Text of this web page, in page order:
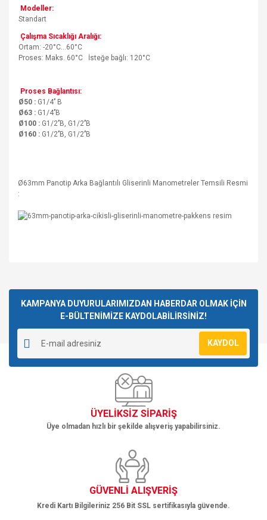
Modeller:
Standart
Çalışma Sıcaklığı Aralığı:
Ortam: -20°C…60°C
Proses: Maks. 60°C İsteğe bağlı: 120°C
Proses Bağlantısı:
Ø50 : G1/4’’ B
Ø63 : G1/4’’B
Ø100 : G1/2’’B, G1/2’’B
Ø160 : G1/2’’B, G1/2’’B
Ø63mm Panotip Arka Bağlantılı Gliserinli Manometreler Temsili Resmi
:
Yorum Yaz
kullanarak tarafımıza iletebilirsiniz.
Görüş ve önerileriniz için teşekkür ederiz.
Ürün resmi kalitesiz, bozuk veya görüntülenemiyor.
Ürün açıklamasında eksik bilgiler bulunuyor.
Ürün fiyatı diğer sitelerden daha pahalı.
Bu ürüne benzer farklı alternatifler olmalı.
Gönder
KAMPANYA DUYURULARIMIZDAN HABERDAR OLMAK İÇİN
E-BÜLTENİMİZE KAYDOLABİLİRSİNİZ!
KAYDOL
ÜYELİKSİZ SİPARİŞ
Üye olmadan hızlı bir şekilde alışveriş yapabilirsiniz.
GÜVENLİ ALIŞVERİŞ
Kredi Kartı Bilgileriniz 256 Bit SSL sertifikasıyla güvende.